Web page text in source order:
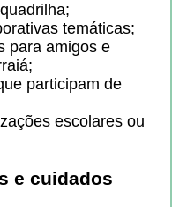
temáticas;
para amigos e
participam de
escolares ou
e cuidados